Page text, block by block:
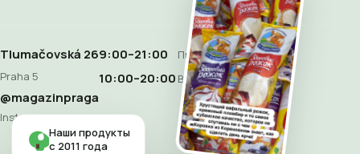
Tlumačovská 26
Praha 5
9:00–21:00 Пн–Сб
10:00–20:00 Воскресенье
@magazinpraga
Instagram
Наши продукты
с 2011 года